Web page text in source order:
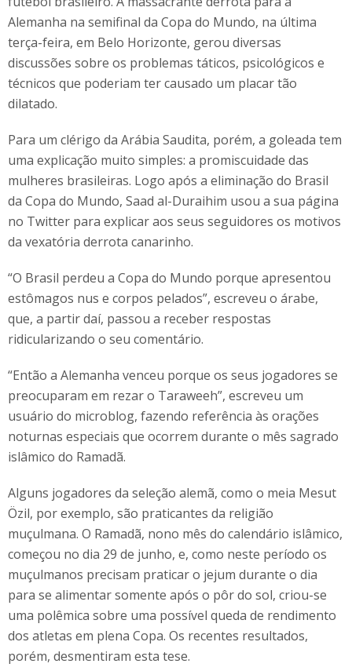
Alemanha na semifinal da Copa do Mundo, na última
terça-feira, em Belo Horizonte, gerou diversas
discussões sobre os problemas táticos, psicológicos e
técnicos que poderiam ter causado um placar tão
dilatado.
Para um clérigo da Arábia Saudita, porém, a goleada tem
uma explicação muito simples: a promiscuidade das
mulheres brasileiras. Logo após a eliminação do Brasil
da Copa do Mundo, Saad al-Duraihim usou a sua página
no Twitter para explicar aos seus seguidores os motivos
da vexatória derrota canarinho.
“O Brasil perdeu a Copa do Mundo porque apresentou
estômagos nus e corpos pelados”, escreveu o árabe,
que, a partir daí, passou a receber respostas
ridicularizando o seu comentário.
“Então a Alemanha venceu porque os seus jogadores se
preocuparam em rezar o Taraweeh”, escreveu um
usuário do microblog, fazendo referência às orações
noturnas especiais que ocorrem durante o mês sagrado
islâmico do Ramadã.
Alguns jogadores da seleção alemã, como o meia Mesut
Özil, por exemplo, são praticantes da religião
muçulmana. O Ramadã, nono mês do calendário islâmico,
começou no dia 29 de junho, e, como neste período os
muçulmanos precisam praticar o jejum durante o dia
para se alimentar somente após o pôr do sol, criou-se
uma polêmica sobre uma possível queda de rendimento
dos atletas em plena Copa. Os recentes resultados,
porém, desmentiram esta tese.